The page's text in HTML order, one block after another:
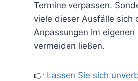
Termine verpassen.
viele dieser Ausfälle sich
Anpassungen im eigenen
vermeiden ließen.
👉 Lassen Sie sich